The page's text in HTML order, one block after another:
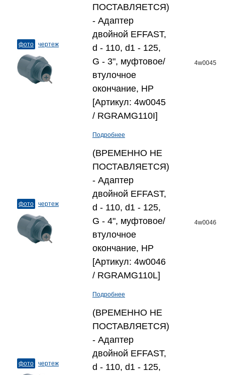
фото чертеж
ПОСТАВЛЯЕТСЯ)
- Адаптер
двойной EFFAST,
d - 110, d1 - 125,
G - 3", муфтовое/
втулочное
окончание, НР
[Артикул: 4w0045
/ RGRAMG110I]
Подробнее
4w0045
фото чертеж
(ВРЕМЕННО НЕ
ПОСТАВЛЯЕТСЯ)
- Адаптер
двойной EFFAST,
d - 110, d1 - 125,
G - 4", муфтовое/
втулочное
окончание, НР
[Артикул: 4w0046
/ RGRAMG110L]
Подробнее
4w0046
фото чертеж
(ВРЕМЕННО НЕ
ПОСТАВЛЯЕТСЯ)
- Адаптер
двойной EFFAST,
d - 110, d1 - 125,